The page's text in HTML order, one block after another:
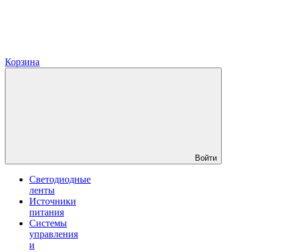
Корзина
Войти
Светодиодные
ленты
Источники
питания
Системы
управления
и